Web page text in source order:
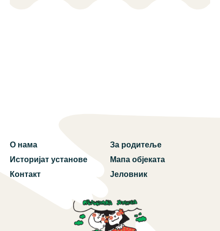
О нама
Историјат установе
Контакт
За родитеље
Мапа објеката
Јеловник